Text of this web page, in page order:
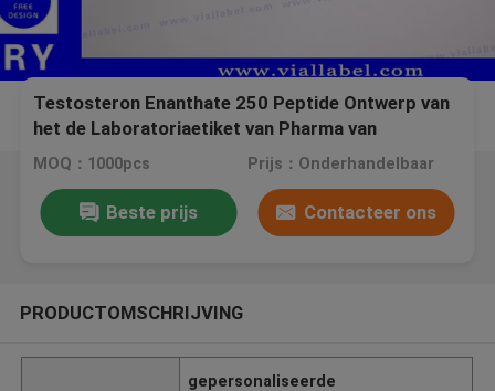
Testosteron Enanthate 250 Peptide Ontwerp van
het de Laboratoriaetiket van Pharma van
Flesjeetiketten Plastic Waterdichte Medische
MOQ：1000pcs Prijs：Onderhandelbaar
Beste prijs Contacteer ons
PRODUCTOMSCHRIJVING
gepersonaliseerde